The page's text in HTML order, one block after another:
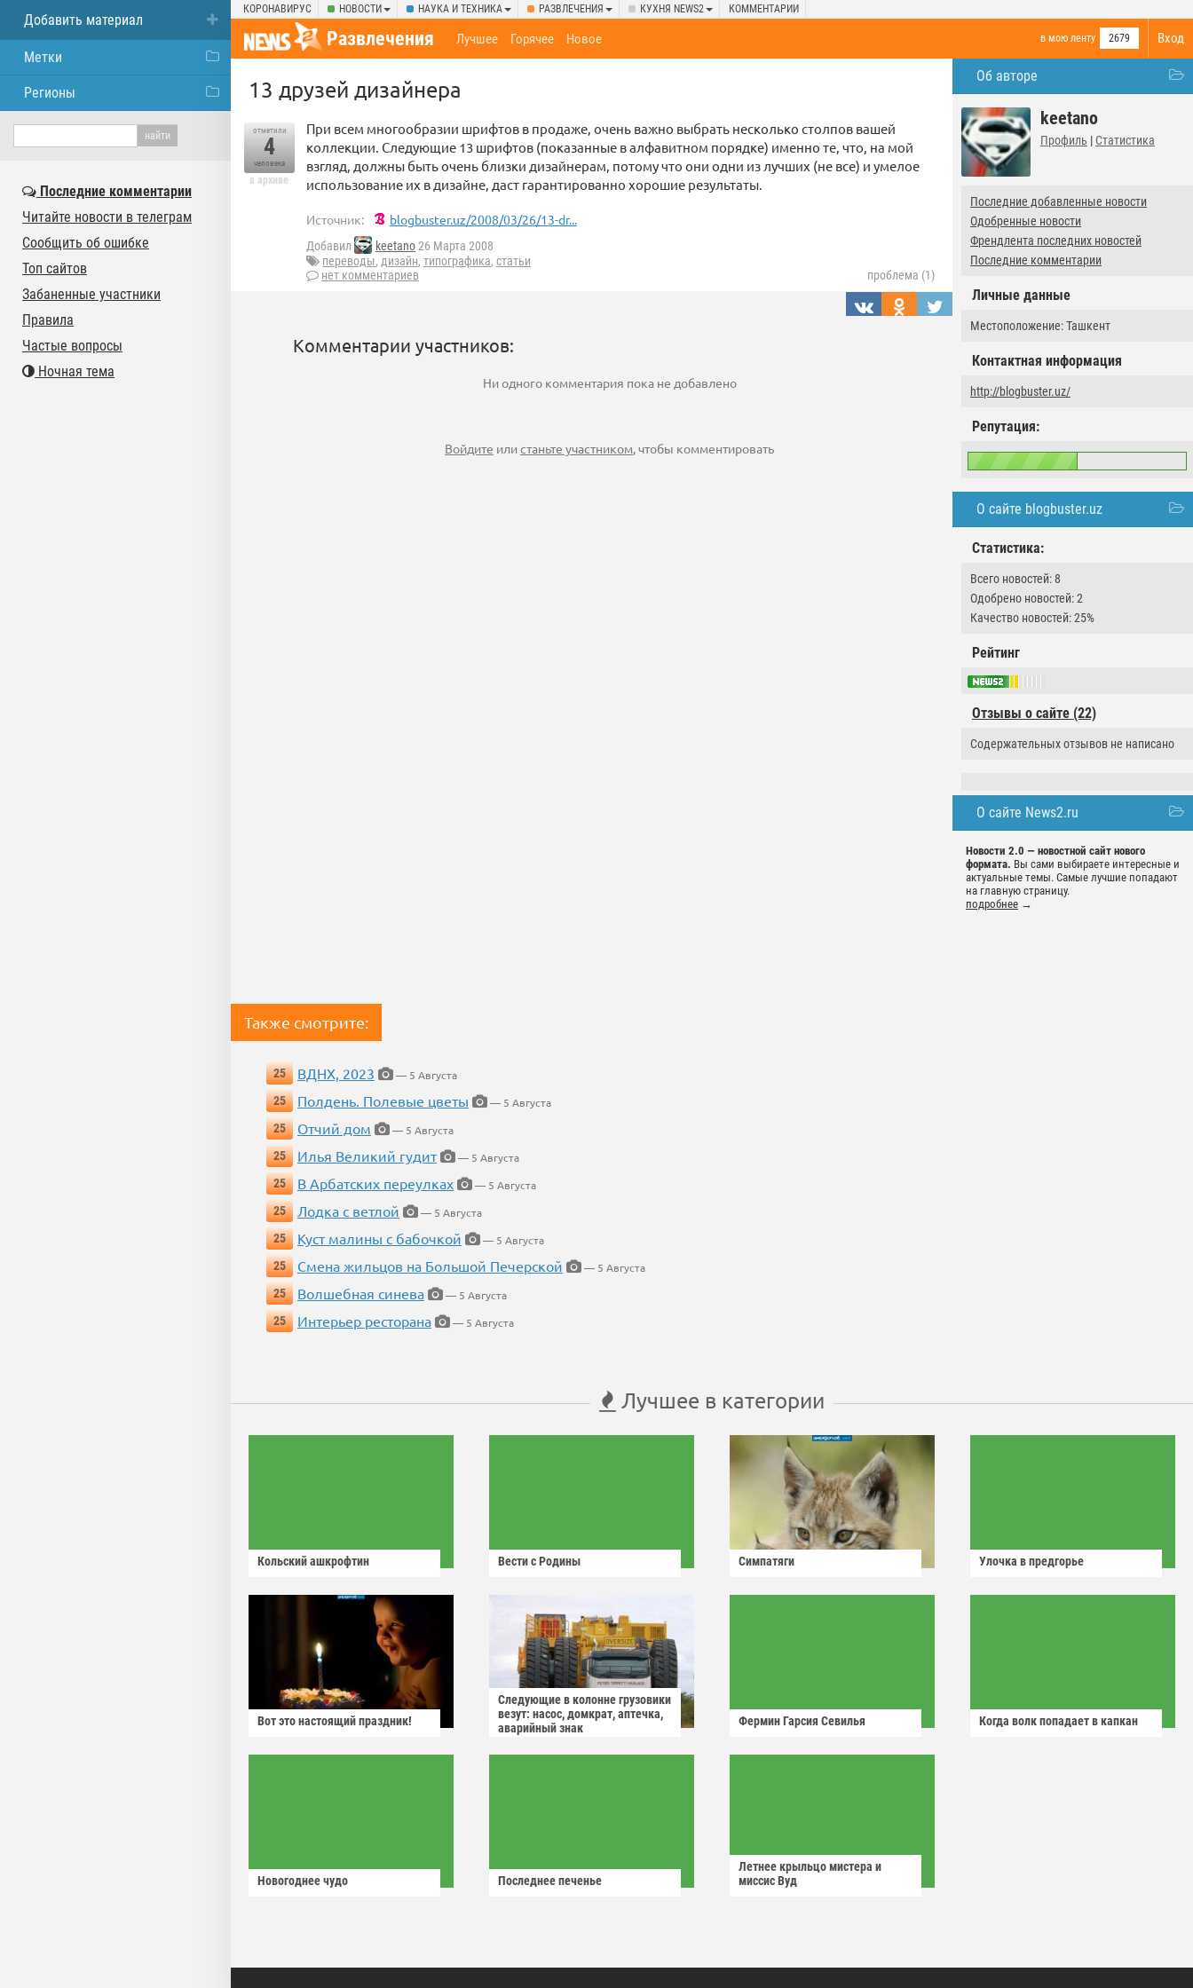
КОРОНАВИРУС НОВОСТИ НАУКА И ТЕХНИКА РАЗВЛЕЧЕНИЯ КУХНЯ NEWS2 КОММЕНТАРИИ
Вход
Развлечения в мою ленту 2679
Лучшее Горячее Новое
Об авторе
keetano
Профиль | Статистика
Последние добавленные новости
Одобренные новости
Френдлента последних новостей
Последние комментарии
Личные данные
Местоположение: Ташкент
Контактная информация
http://blogbuster.uz/
Репутация:
О сайте blogbuster.uz
Статистика:
Всего новостей: 8
Одобрено новостей: 2
Качество новостей: 25%
Рейтинг
Отзывы о сайте (22)
Содержательных отзывов не написано
О сайте News2.ru
Новости 2.0 — новостной сайт нового
формата. Вы сами выбираете интересные и
актуальные темы. Самые лучшие попадают
на главную страницу.
подробнее →
13 друзей дизайнера
отметили
4
человека
в архиве
При всем многообразии шрифтов в продаже, очень важно выбрать несколько столпов вашей
коллекции. Следующие 13 шрифтов (показанные в алфавитном порядке) именно те, что, на мой
взгляд, должны быть очень близки дизайнерам, потому что они одни из лучших (не все) и умелое
использование их в дизайне, даст гарантированно хорошие результаты.
Источник: blogbuster.uz/2008/03/26/13-dr...
Добавил keetano26 Марта 2008
переводы, дизайн, типографика, статьи
нет комментариев
проблема (1)
Комментарии участников:
Ни одного комментария пока не добавлено
Войдите илистаньте участником, чтобы комментировать
Также смотрите:
25 ВДНХ, 2023
— 5 Августа
25
Полдень. Полевые цветы
— 5 Августа
25
Отчий дом
— 5 Августа
25
Илья Великий гудит
— 5 Августа
25
В Арбатских переулках
— 5 Августа
25
Лодка с ветлой
— 5 Августа
25
Куст малины с бабочкой
— 5 Августа
25
Смена жильцов на Большой Печерской
— 5 Августа
25
Волшебная синева
— 5 Августа
25
Интерьер ресторана — 5 Августа
Лучшее в категории
Кольский ашкрофтин Вести с Родины Симпатяги Улочка в предгорье
Вот это настоящий праздник!
Следующие в колонне грузовики
везут: насос, домкрат, аптечка,
аварийный знак
Фермин Гарсия Севилья Когда волк попадает в капкан
Новогоднее чудо Последнее печенье
Летнее крыльцо мистера и
миссис Вуд
Добавить материал
Метки
Регионы
Последние комментарии
Читайте новости в телеграм
Сообщить об ошибке
Топ сайтов
Забаненные участники
Правила
Частые вопросы
Ночная тема